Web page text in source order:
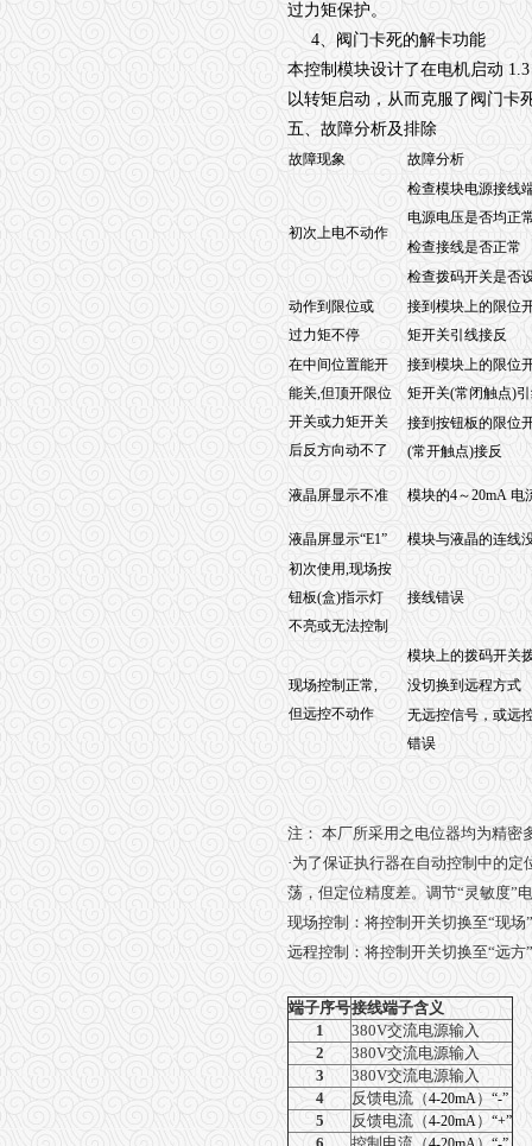
过力矩保护。
4、阀门卡死的解卡功能
本控制模块设计了在电机启动
以转矩启动，从而克服了阀门卡
五、故障分析及排除
故障现象 故障分析
初次上电不动作
检查模块电源接线
电源电压是否均正
检查接线是否正常
检查拨码开关是否
动作到限位或
过力矩不停
接到模块上的限位
矩开关引线接反
在中间位置能开
能关,但顶开限位
开关或力矩开关
后反方向动不了
接到模块上的限位
矩开关(常闭触点)
接到按钮板的限位
(常开触点)接反
液晶屏显示不准 模块的4～20mA 电
液晶屏显示“E1”
模块与液晶的连线
初次使用,现场按
钮板(盒)指示灯
不亮或无法控制
接线错误
现场控制正常,
但远控不动作
模块上的拨码开关
没切换到远程方式
无远控信号，或远
错误
注： 本厂所采用之电位器均为精密
·为了保证执行器在自动控制中的
荡，但定位精度差。调节“灵敏度”
现场控制：将控制开关切换至“现场”
远程控制：将控制开关切换至“远方”
端子序号接线端子含义
1
380V交流电源输入
2
380V交流电源输入
3
380V交流电源输入
4
反馈电流（4-20mA） “-”
5 反馈电流（4-20mA） “+”